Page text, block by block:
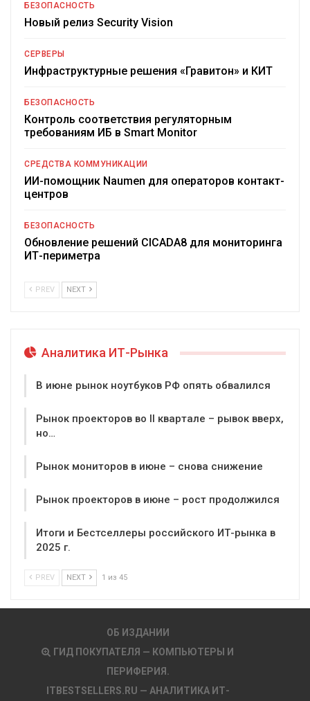
БЕЗОПАСНОСТЬ
Новый релиз Security Vision
СЕРВЕРЫ
Инфраструктурные решения «Гравитон» и КИТ
БЕЗОПАСНОСТЬ
Контроль соответствия регуляторным
требованиям ИБ в Smart Monitor
СРЕДСТВА КОММУНИКАЦИИ
ИИ-помощник Naumen для операторов контакт-
центров
БЕЗОПАСНОСТЬ
Обновление решений CICADA8 для мониторинга
ИТ-периметра
PREV NEXT
Аналитика ИТ-Рынка
В июне рынок ноутбуков РФ опять обвалился
Рынок проекторов во II квартале – рывок вверх,
но…
Рынок мониторов в июне – снова снижение
Рынок проекторов в июне – рост продолжился
Итоги и Бестселлеры российского ИТ-рынка в
2025 г.
PREV NEXT 1 из 45
ОБ ИЗДАНИИ
ГИД ПОКУПАТЕЛЯ — КОМПЬЮТЕРЫ И
ПЕРИФЕРИЯ.
ITBESTSELLERS.RU — АНАЛИТИКА ИТ-